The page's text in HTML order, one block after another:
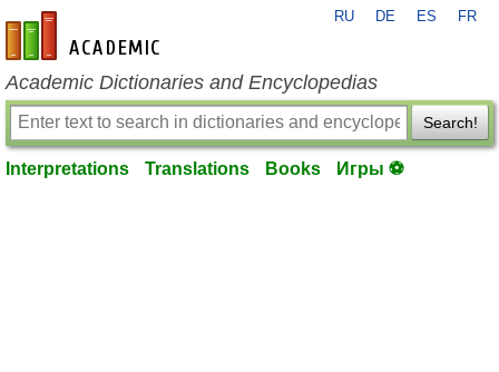
en-academic.com
RU DE ES FR
Academic Dictionaries and Encyclopedias
Search!
Interpretations Translations Books Игры ⚽